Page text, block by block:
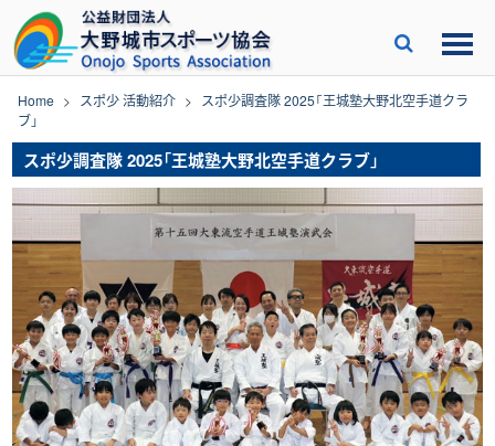
content
Home > スポ少 活動紹介 >
スポ少調査隊 2025「王城塾大野北空手道クラ
ブ」
スポ少調査隊 2025「王城塾大野北空手道クラブ」